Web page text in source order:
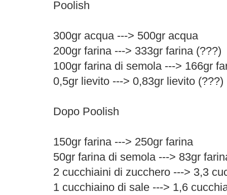
Poolish
300gr acqua ---> 500gr acqua
200gr farina ---> 333gr farina (???)
100gr farina di semola ---> 166gr
0,5gr lievito ---> 0,83gr lievito (???)
Dopo Poolish
150gr farina ---> 250gr farina
50gr farina di semola ---> 83gr
2 cucchiaini di zucchero ---> 3,3
1 cucchiaino di sale ---> 1,6